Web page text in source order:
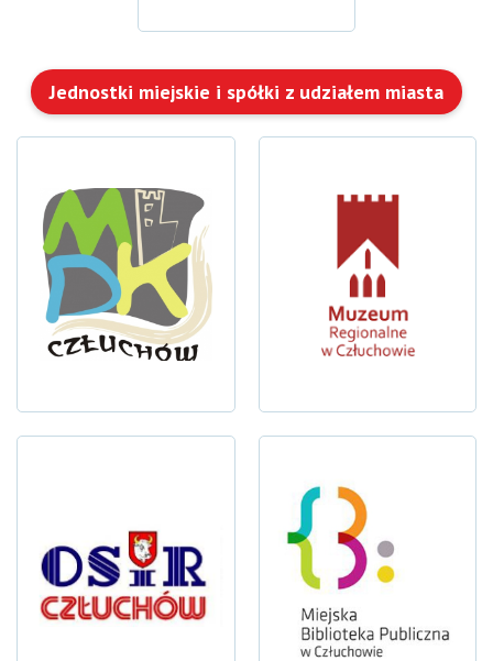
Jednostki miejskie i spółki z udziałem miasta